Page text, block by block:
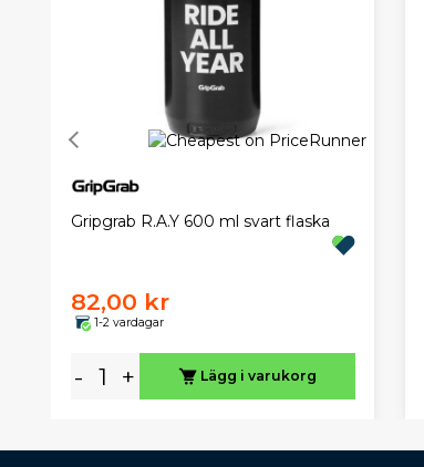
Gripgrab R.A.Y 600 ml svart flaska
82,00 kr
1-2 vardagar
- + Lägg i varukorg